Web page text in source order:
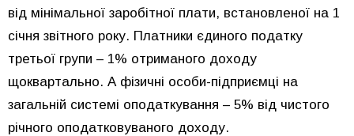
від мінімальної заробітної плати, встановленої на 1
січня звітного року. Платники єдиного податку
третьої групи – 1% отриманого доходу
щоквартально. А фізичні особи-підприємці на
загальній системі оподаткування – 5% від чистого
річного оподатковуваного доходу.